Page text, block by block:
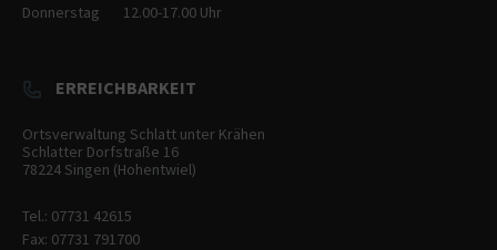
Donnerstag 12.00-17.00 Uhr
ERREICHBARKEIT
Ortsverwaltung Schlatt unter Krähen
Schlatter Dorfstraße 16
78224 Singen (Hohentwiel)
Tel.: 07731 42615
Fax: 07731 791700